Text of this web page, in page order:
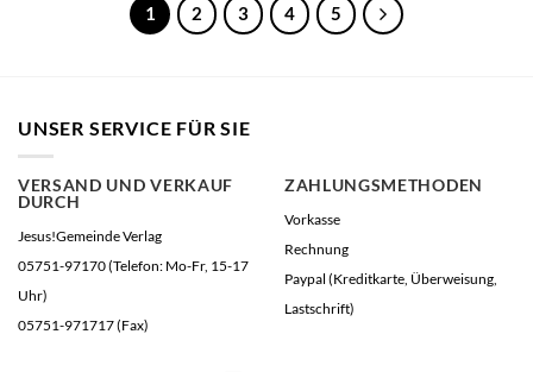
1 2 3 4 5
UNSER SERVICE FÜR SIE
VERSAND UND VERKAUF
DURCH
Jesus!Gemeinde Verlag
05751-97170 (Telefon: Mo-Fr, 15-17
Uhr)
05751-971717 (Fax)
ZAHLUNGSMETHODEN
Vorkasse
Rechnung
Paypal (Kreditkarte, Überweisung,
Lastschrift)